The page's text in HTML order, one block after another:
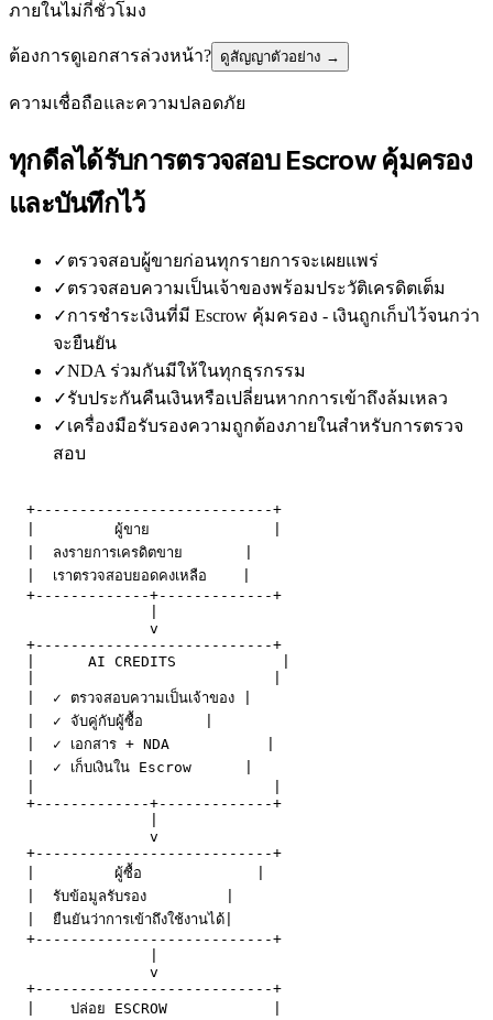
ภายในไม่กี่ชั่วโมง
ต้องการดูเอกสารล่วงหน้า? ดูสัญญาตัวอย่าง →
ความเชื่อถือและความปลอดภัย
ทุกดีลได้รับการตรวจสอบ Escrow คุ้มครอง
และบันทึกไว้
✓ตรวจสอบผู้ขายก่อนทุกรายการจะเผยแพร่
✓ตรวจสอบความเป็นเจ้าของพร้อมประวัติเครดิตเต็ม
✓การชำระเงินที่มี Escrow คุ้มครอง - เงินถูกเก็บไว้จนกว่า
จะยืนยัน
✓NDA ร่วมกันมีให้ในทุกธุรกรรม
✓รับประกันคืนเงินหรือเปลี่ยนหากการเข้าถึงล้มเหลว
✓เครื่องมือรับรองความถูกต้องภายในสำหรับการตรวจ
สอบ
  +---------------------------+
  |         ผู้ขาย              |
  |  ลงรายการเครดิตขาย       |
  |  เราตรวจสอบยอดคงเหลือ    |
  +-------------+-------------+
                v
  +---------------------------+
  |      AI CREDITS            |
  |  ✓ ตรวจสอบความเป็นเจ้าของ |
  |  ✓ จับคู่กับผู้ซื้อ       |
  |  ✓ เอกสาร + NDA           |
  |  ✓ เก็บเงินใน Escrow      |
  +-------------+-------------+
                v
  +---------------------------+
  |         ผู้ซื้อ             |
  |  รับข้อมูลรับรอง         |
  |  ยืนยันว่าการเข้าถึงใช้งานได้|
  +---------------------------+
                v
  +---------------------------+
  |    ปล่อย ESCROW            |